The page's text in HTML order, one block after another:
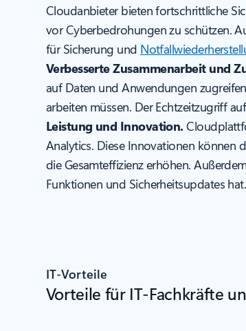
Cloudanbieter bieten fortschrittliche
vor Cyberbedrohungen zu schützen.
für Sicherung und
Verbesserte Zusammenarbeit und
auf Daten und Anwendungen
arbeiten müssen. Der Echtzeitzugriff
Leistung und Innovation.
Analytics. Diese Innovationen können
die Gesamteffizienz erhöhen.
Funktionen und Sicherheitsupdates hat.
IT-Vorteile
Vorteile für IT-Fachkräfte